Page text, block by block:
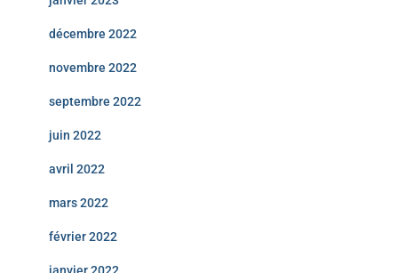
décembre 2022
novembre 2022
septembre 2022
juin 2022
avril 2022
mars 2022
février 2022